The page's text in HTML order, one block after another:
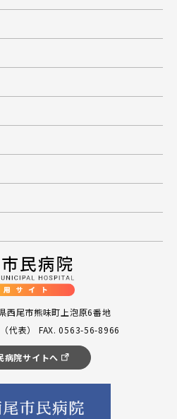
西尾市熊味町上泡原6番地
代表） FAX. 0563-56-8966
病院サイトへ